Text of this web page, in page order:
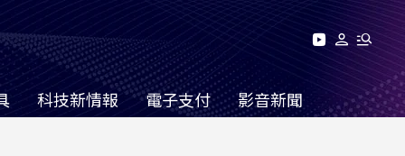
科技新情報 電子支付 影音新聞